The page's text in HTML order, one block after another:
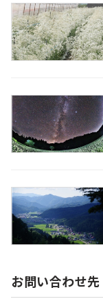
お問い合わせ先